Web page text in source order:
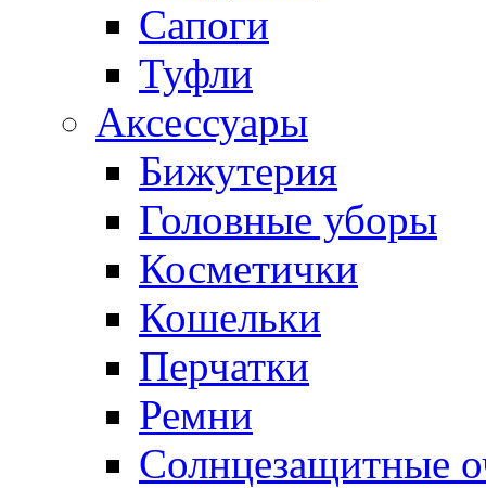
Сапоги
Туфли
Аксессуары
Бижутерия
Головные уборы
Косметички
Кошельки
Перчатки
Ремни
Солнцезащитные